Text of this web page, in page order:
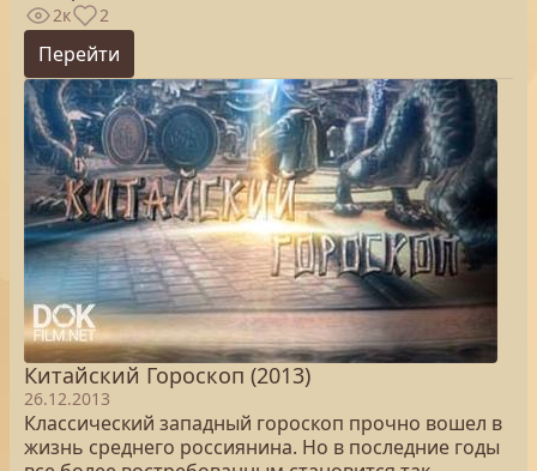
2к 2
Перейти
Китайский Гороскоп (2013)
26.12.2013
Классический западный гороскоп прочно вошел в
жизнь среднего россиянина. Но в последние годы